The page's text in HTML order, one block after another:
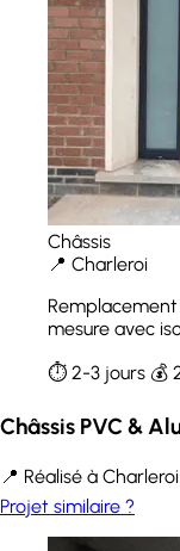
Châssis
📍 Charleroi
Remplacement
mesure avec
⏱️ 2-3 jours 💰
Châssis PVC &
📍 Réalisé à Charleroi
Projet similaire ?